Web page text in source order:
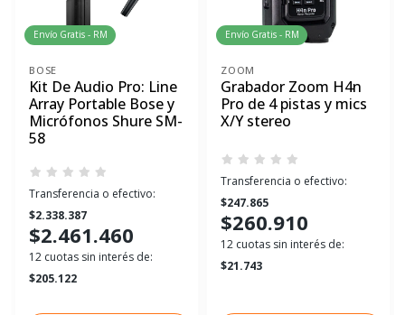
Envío Gratis - RM
BOSE
Kit De Audio Pro: Line
Array Portable Bose y
Micrófonos Shure SM-
58
Transferencia o efectivo:
$2.338.387
$2.461.460
12 cuotas sin interés de:
$205.122
Envío Gratis - RM
ZOOM
Grabador Zoom H4n
Pro de 4 pistas y mics
X/Y stereo
Transferencia o efectivo:
$247.865
$260.910
12 cuotas sin interés de:
$21.743